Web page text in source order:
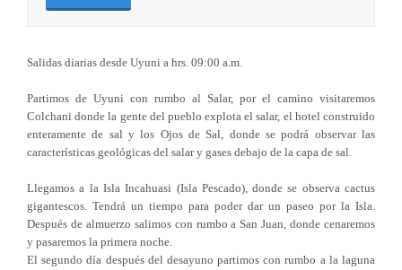
Salidas diarias desde Uyuni a hrs. 09:00 a.m.
Partimos de Uyuni con rumbo al Salar, por el camino visitaremos
Colchani donde la gente del pueblo explota el salar, el hotel construido
enteramente de sal y los Ojos de Sal, donde se podrá observar las
características geológicas del salar y gases debajo de la capa de sal.
Llegamos a la Isla Incahuasi (Isla Pescado), donde se observa cactus
gigantescos. Tendrá un tiempo para poder dar un paseo por la Isla.
Después de almuerzo salimos con rumbo a San Juan, donde cenaremos
y pasaremos la primera noche.
El segundo día después del desayuno partimos con rumbo a la laguna